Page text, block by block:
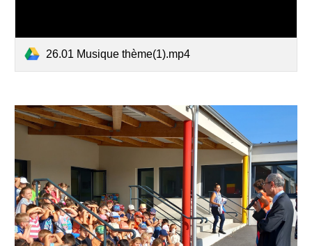
26.01 Musique thème(1).mp4